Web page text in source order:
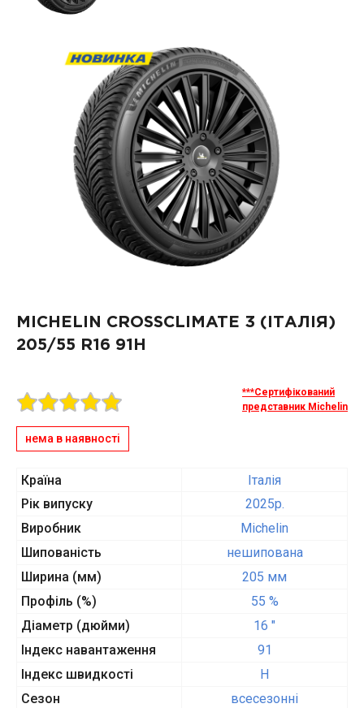
MICHELIN CROSSCLIMATE 3 (ІТАЛІЯ)
205/55 R16 91H
***Сертифікований
представник Michelin
нема в наявності
Країна
Італія
Рік випуску
2025p.
Виробник
Michelin
Шипованість
нешипована
Ширина (мм)
205 мм
Профіль (%)
55 %
Діаметр (дюйми)
16 "
Індекс навантаження
91
Індекс швидкості
H
Сезон
всесезонні